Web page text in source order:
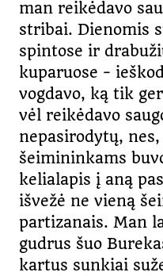
man reikėdavo
stribai. Dienomis
spintose ir
kuparuose −
vogdavo, ką tik
vėl reikėdavo
nepasirodytų,
šeimininkams
kelialapis į aną
išvežė ne vieną
partizanais. Man
gudrus šuo
kartus sunkiai